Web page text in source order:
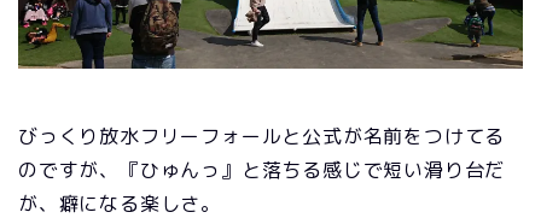
びっくり放水フリーフォールと公式が名前をつけてる
のですが、『ひゅんっ』と落ちる感じで短い滑り台だ
が、癖になる楽しさ。